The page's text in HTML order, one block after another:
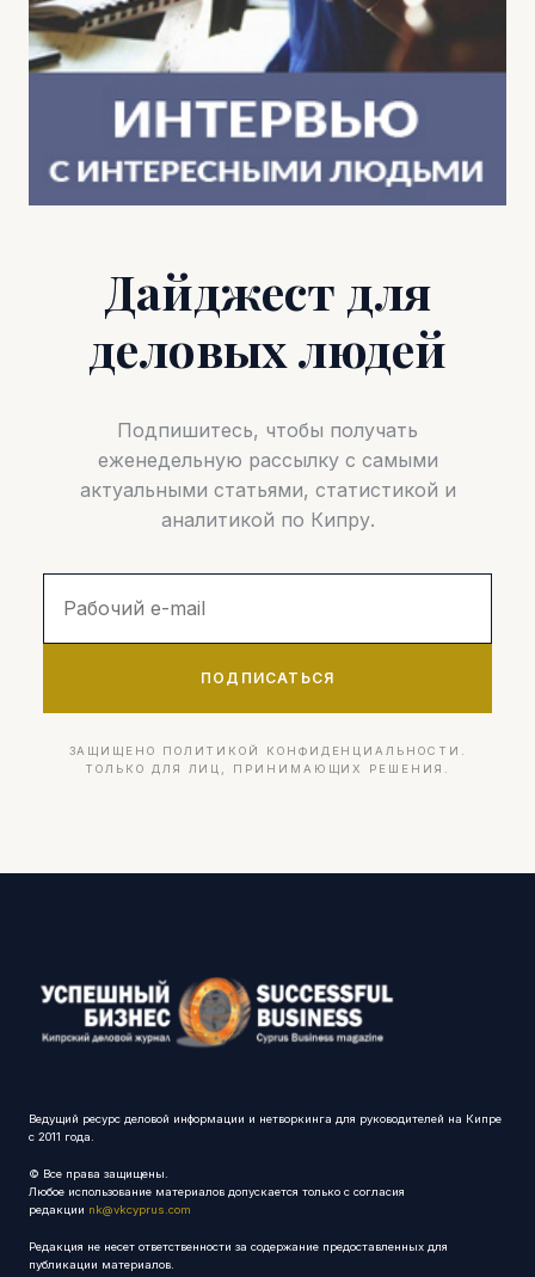
Дайджест для
деловых людей
Подпишитесь, чтобы получать
еженедельную рассылку с самыми
актуальными статьями, статистикой и
аналитикой по Кипру.
ПОДПИСАТЬСЯ
ЗАЩИЩЕНО ПОЛИТИКОЙ КОНФИДЕНЦИАЛЬНОСТИ.
ТОЛЬКО ДЛЯ ЛИЦ, ПРИНИМАЮЩИХ РЕШЕНИЯ.
Ведущий ресурс деловой информации и нетворкинга для руководителей на Кипре
с 2011 года.
© Все права защищены.
Любое использование материалов допускается только с согласия
редакции nk@vkcyprus.com
Редакция не несет ответственности за содержание предоставленных для
публикации материалов.